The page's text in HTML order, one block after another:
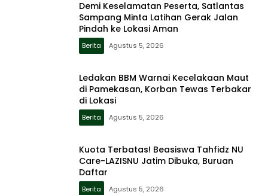
Demi Keselamatan Peserta, Satlantas
Sampang Minta Latihan Gerak Jalan
Pindah ke Lokasi Aman
Berita Agustus 5, 2026
Ledakan BBM Warnai Kecelakaan Maut
di Pamekasan, Korban Tewas Terbakar
di Lokasi
Berita Agustus 5, 2026
Kuota Terbatas! Beasiswa Tahfidz NU
Care-LAZISNU Jatim Dibuka, Buruan
Daftar
Berita Agustus 5, 2026